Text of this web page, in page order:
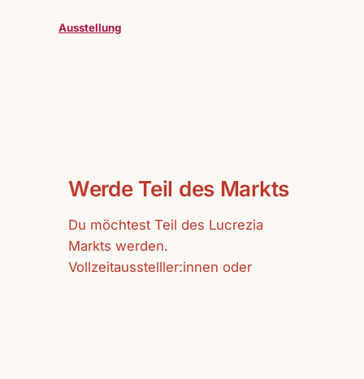
Ausstellung
Werde Teil des Markts
Du möchtest Teil des Lucrezia
Markts werden.
Vollzeitausstelller:innen oder